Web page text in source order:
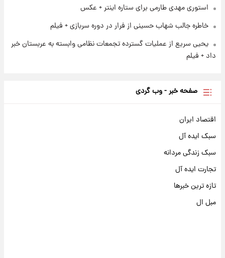
استوری مهدی طارمی برای ستاره اینتر + عکس
خاطره جالب شهاب حسینی از فرار در دوره سربازی + فیلم
یحیی سریع از عملیات گسترده تجمعات نظامی وابسته به عربستان خبر
داد + فیلم
صفحه خبر - وب گردی
اقتصاد ایران
سبک ایده آل
سبک زندگی مردانه
تجارت ایده آل
تازه ترین خبرها
مبل ال